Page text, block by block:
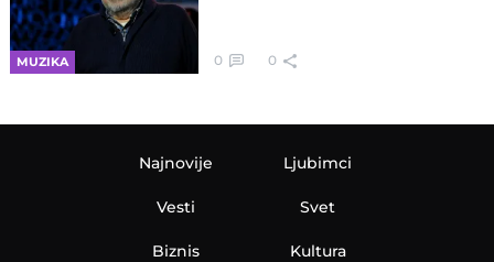
MUZIKA 0 0
Najnovije
Vesti
Biznis
Ljubimci
Svet
Kultura